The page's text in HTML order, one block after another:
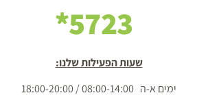
5723*
שעות הפעילות שלנו:
ימים א-ה 08:00-14:00 / 18:00-20:00